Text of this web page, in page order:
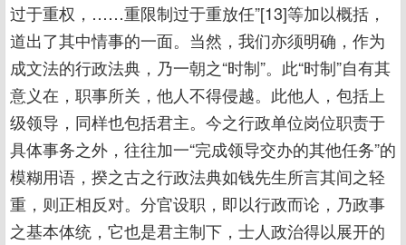
过于重权，……重限制过于重放任”[13]等加以概括，
道出了其中情事的一面。当然，我们亦须明确，作为
成文法的行政法典，乃一朝之“时制”。此“时制”自有其
意义在，职事所关，他人不得侵越。此他人，包括上
级领导，同样也包括君主。今之行政单位岗位职责于
具体事务之外，往往加一“完成领导交办的其他任务”的
模糊用语，揆之古之行政法典如钱先生所言其间之轻
重，则正相反对。分官设职，即以行政而论，乃政事
之基本体统，它也是君主制下，士人政治得以展开的